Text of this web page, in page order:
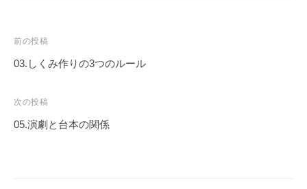
投
稿
ビ
ゲ
前の投稿
03.しくみ作りの3つのルール
次の投稿
05.演劇と台本の関係